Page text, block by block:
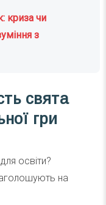
криза чи
з
свята
гри
освіти?
на